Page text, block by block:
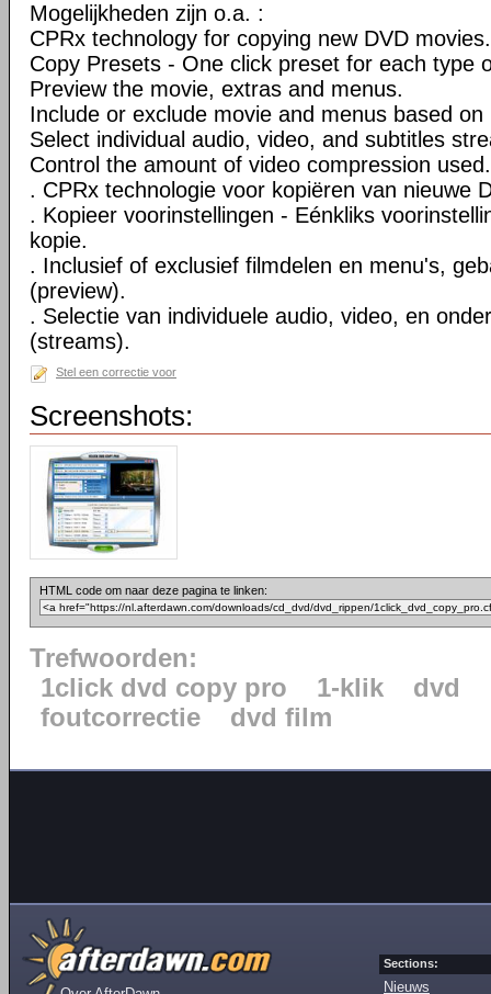
Mogelijkheden zijn o.a. :
CPRx technology for copying new DVD movies.
Copy Presets - One click preset for each type
Preview the movie, extras and menus.
Include or exclude movie and menus based on
Select individual audio, video, and subtitles
Control the amount of video compression used.
. CPRx technologie voor kopiëren van nieuwe
. Kopieer voorinstellingen - Eénkliks
kopie.
. Inclusief of exclusief filmdelen en menu's,
(preview).
. Selectie van individuele audio, video, en
(streams).
Stel een correctie voor
Screenshots:
HTML code om naar deze pagina te linken:
Trefwoorden:
1click dvd copy pro
1-klik dvd
foutcorrectie
dvd film
Sections:
Nieuws